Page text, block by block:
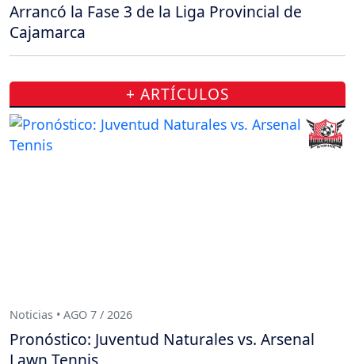
Arrancó la Fase 3 de la Liga Provincial de
Cajamarca
+ ARTÍCULOS
Noticias • AGO 7 / 2026
Pronóstico: Juventud Naturales vs. Arsenal